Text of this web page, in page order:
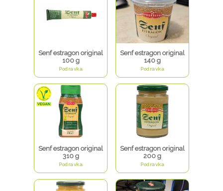
Senf estragon original
100 g
Podravka
Senf estragon original
140 g
Podravka
Senf estragon original
310 g
Podravka
Senf estragon original
200 g
Podravka